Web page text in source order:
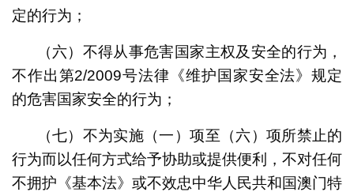
定的行为；
（六）不得从事危害国家主权及安全的行为，
不作出第2/2009号法律 《维护国家安全法》规定
的危害国家安全的行为；
（七）不为实施（一）项至（六）项所禁止的
行为而以任何方式给予协助或提供便利，不对任何
不拥护 《基本法》 或不效忠中华人民共和国澳门特